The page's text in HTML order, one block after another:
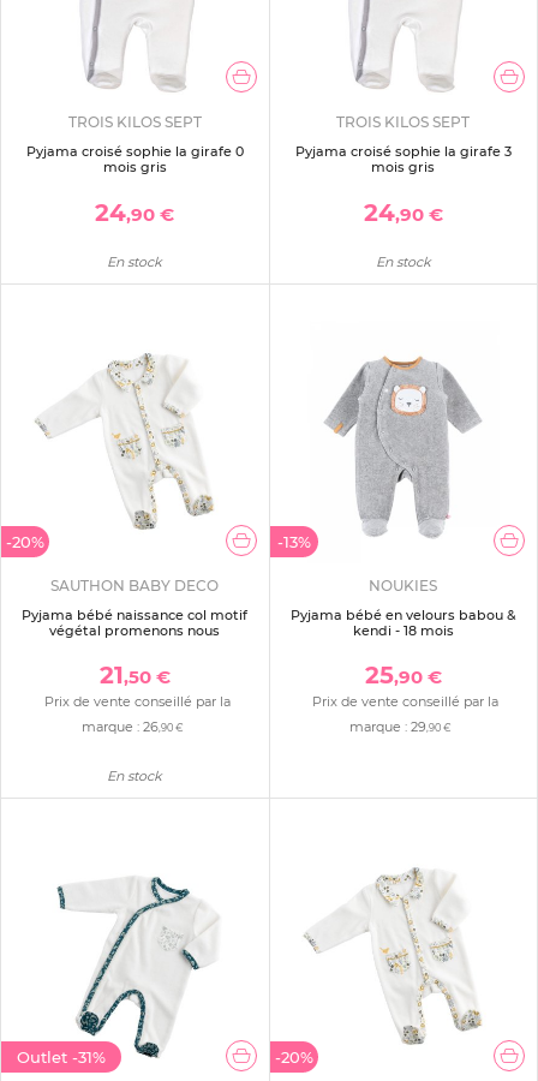
TROIS KILOS SEPT
Pyjama croisé sophie la girafe 0
mois gris
24,90 €
En stock
TROIS KILOS SEPT
Pyjama croisé sophie la girafe 3
mois gris
24,90 €
En stock
-20%
SAUTHON BABY DECO
Pyjama bébé naissance col motif
végétal promenons nous
21,50 €
Prix de vente conseillé par la
marque : 26,90 €
En stock
-13%
NOUKIES
Pyjama bébé en velours babou &
kendi - 18 mois
25,90 €
Prix de vente conseillé par la
marque :29,90 €
Outlet -31% -20%